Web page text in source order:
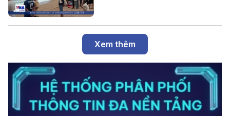
Xem thêm